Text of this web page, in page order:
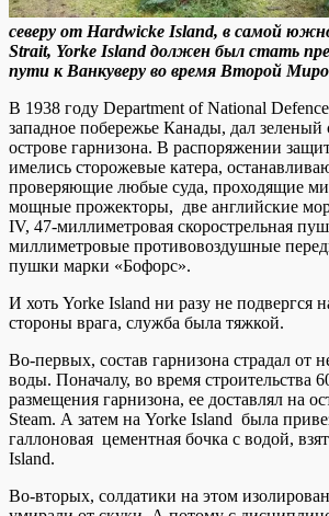
северу от Hardwicke Island, в самой
Strait, Yorke Island должен был стать
пути к Ванкуверу во время Второй
В 1938 году Department of National
западное побережье Канады, дал
острове гарнизона. В распоряжении
имелись сторожевые катера,
проверяющие любые суда, проходящие
мощные прожекторы, две английские
IV, 47-миллиметровая скорострельная
миллиметровые противовоздушные
пушки марки «Бофорс».
И хоть Yorke Island ни разу не подвергся
стороны врага, служба была тяжкой.
Во-первых, состав гарнизона страдал от
воды. Поначалу, во время строительства
размещения гарнизона, ее доставлял на
Steam. А затем на Yorke Island была
галлоновая цементная бочка с водой,
Island.
Во-вторых, солдатики на этом